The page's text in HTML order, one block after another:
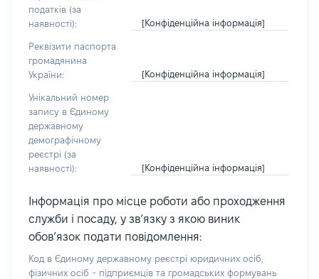
податків (за
наявності):
[Конфіденційна інформація]
Реквізити паспорта
громадянина
України:
[Конфіденційна інформація]
Унікальний номер
запису в Єдиному
державному
демографічному
реєстрі (за
наявності):
[Конфіденційна інформація]
Інформація про місце роботи або проходження
служби і посаду, у зв’язку з якою виник
обов’язок подати повідомлення:
Код в Єдиному державному реєстрі юридичних осіб,
фізичних осіб - підприємців та громадських формувань